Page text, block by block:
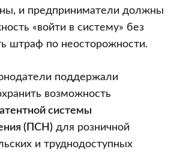
и предприниматели должны
«войти в систему» без
штраф по неосторожности.
поддержали
возможность
системы
(ПСН) для розничной
и труднодоступных